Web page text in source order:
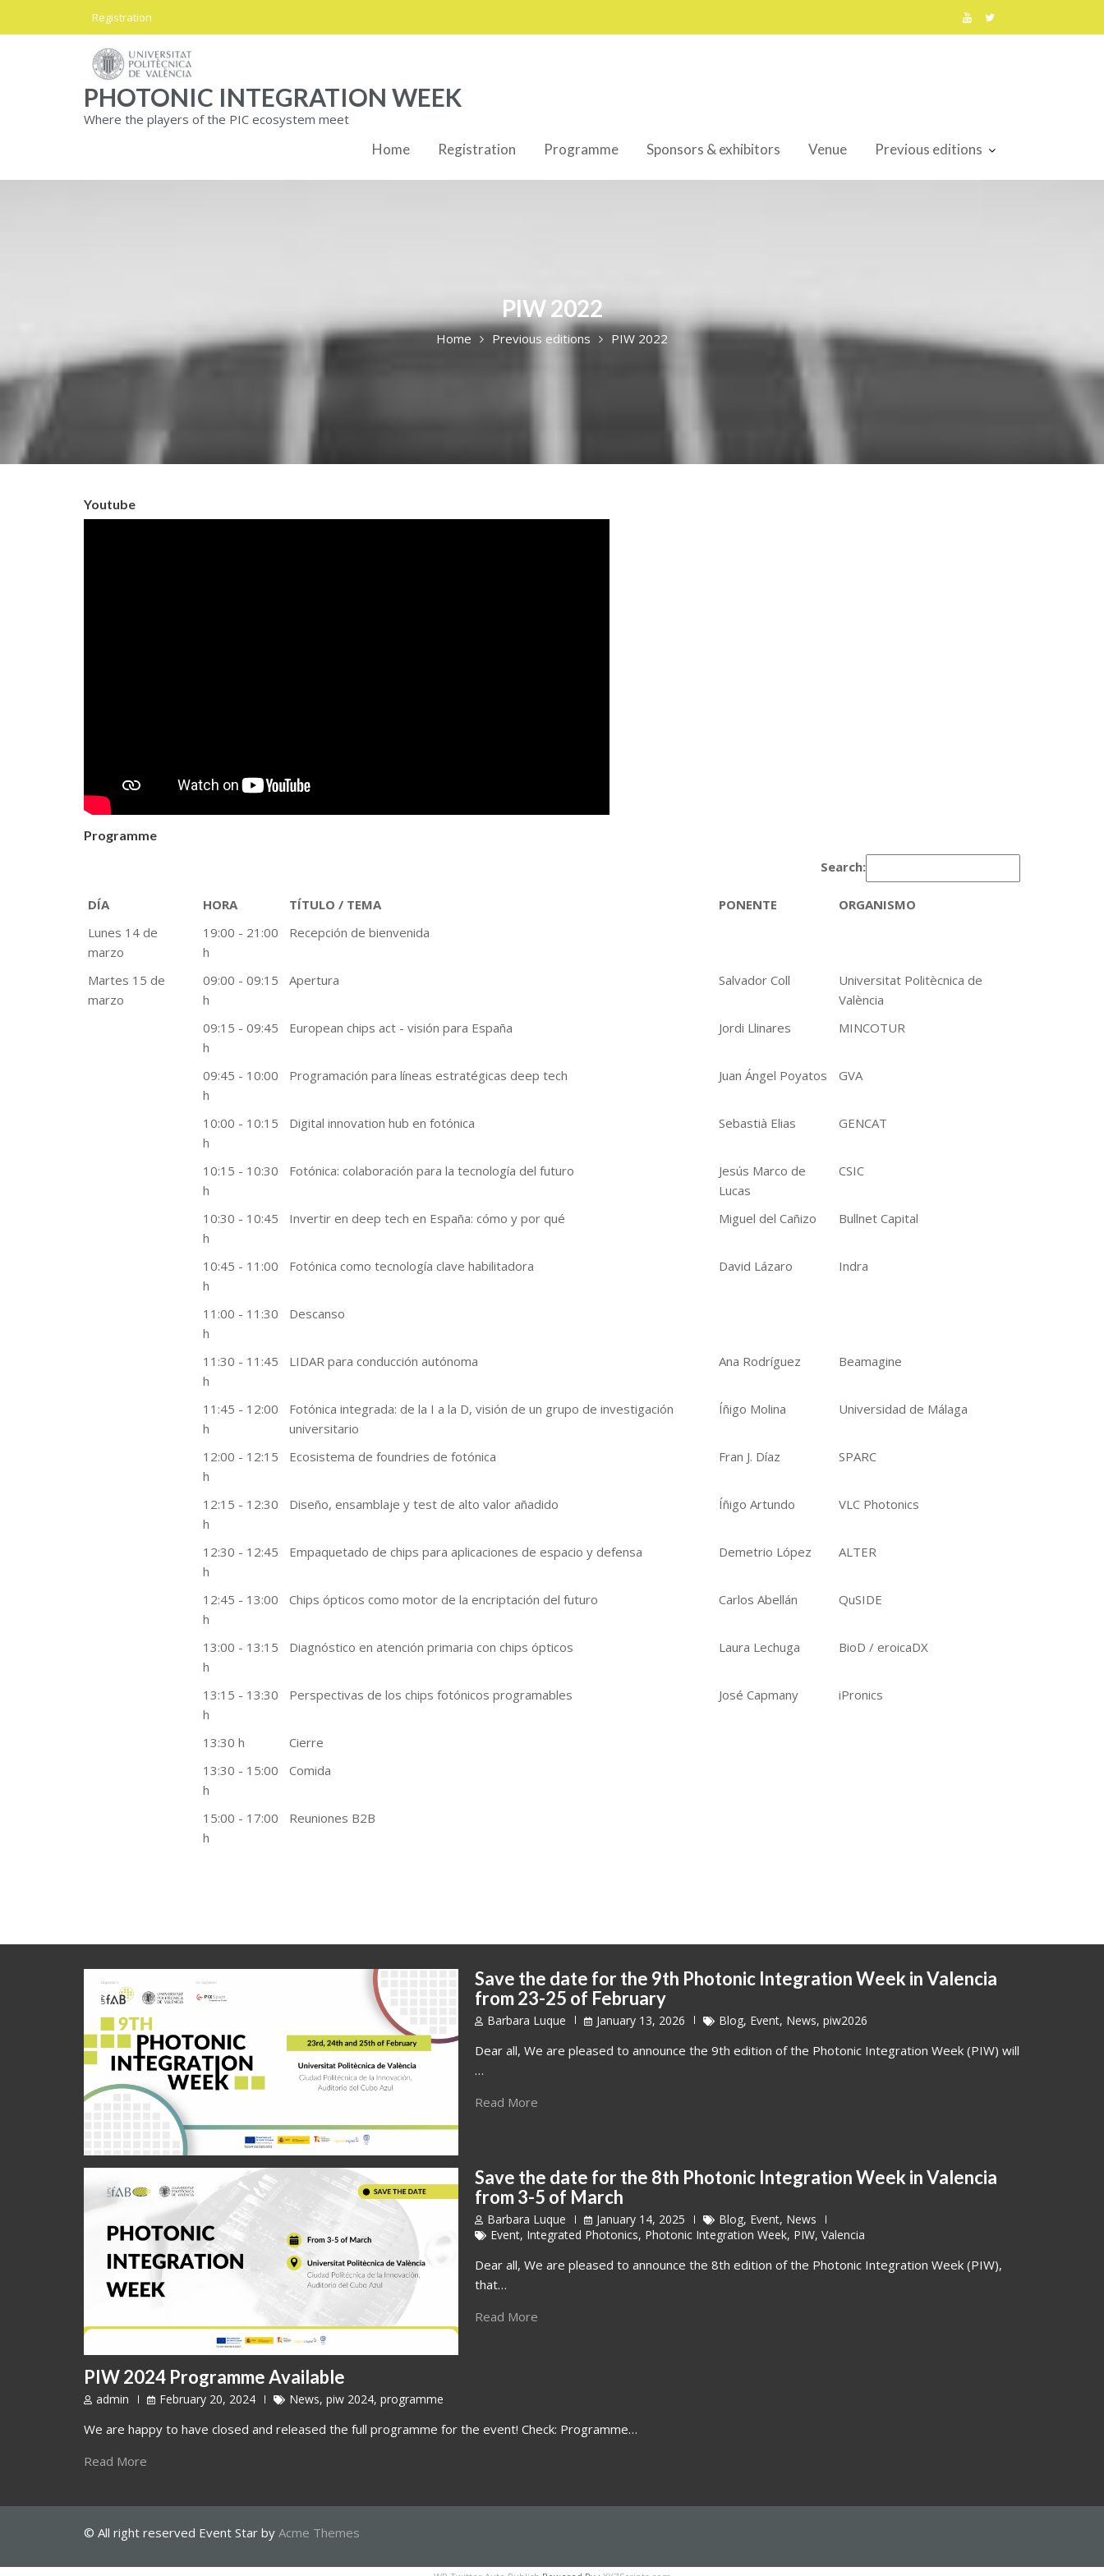
Registration
PHOTONIC INTEGRATION WEEK
Where the players of the PIC ecosystem meet
Home Registration Programme Sponsors & exhibitors Venue Previous editions
PIW 2022
Home Previous editions PIW 2022
Youtube
Programme
Search:
DÍA HORA TÍTULO / TEMA PONENTE
ORGANISMO
Lunes 14 de
marzo
19:00 - 21:00
h
Recepción de bienvenida
Martes 15 de
marzo
09:00 - 09:15
h
Apertura Salvador Coll
Universitat Politècnica de
València
09:15 - 09:45
h
European chips act - visión para España Jordi Llinares MINCOTUR
09:45 - 10:00
h
Programación para líneas estratégicas deep tech Juan Ángel Poyatos GVA
10:00 - 10:15
h
Digital innovation hub en fotónica Sebastià Elias GENCAT
10:15 - 10:30
h
Fotónica: colaboración para la tecnología del futuro
Jesús Marco de
Lucas
CSIC
10:30 - 10:45
h
Invertir en deep tech en España: cómo y por qué Miguel del Cañizo Bullnet Capital
10:45 - 11:00
h
Fotónica como tecnología clave habilitadora David Lázaro Indra
11:00 - 11:30
h
Descanso
11:30 - 11:45
h
LIDAR para conducción autónoma Ana Rodríguez Beamagine
11:45 - 12:00
h
Fotónica integrada: de la I a la D, visión de un grupo de investigación
universitario
Íñigo Molina Universidad de Málaga
12:00 - 12:15
h
Ecosistema de foundries de fotónica Fran J. Díaz SPARC
12:15 - 12:30
h
Diseño, ensamblaje y test de alto valor añadido Íñigo Artundo VLC Photonics
12:30 - 12:45
h
Empaquetado de chips para aplicaciones de espacio y defensa Demetrio López ALTER
12:45 - 13:00
h
Chips ópticos como motor de la encriptación del futuro Carlos Abellán QuSIDE
13:00 - 13:15
h
Diagnóstico en atención primaria con chips ópticos Laura Lechuga BioD / eroicaDX
13:15 - 13:30
h
Perspectivas de los chips fotónicos programables José Capmany iPronics
13:30 h
Cierre
13:30 - 15:00
h
Comida
15:00 - 17:00
h
Reuniones B2B
Save the date for the 9th Photonic Integration Week in Valencia
from 23-25 of February
Barbara Luque January 13, 2026 Blog, Event, News, piw2026
Dear all, We are pleased to announce the 9th edition of the Photonic Integration Week (PIW) will
…
Read More
Save the date for the 8th Photonic Integration Week in Valencia
from 3-5 of March
Barbara Luque January 14, 2025 Blog, Event, News
Event, Integrated Photonics, Photonic Integration Week, PIW, Valencia
Dear all, We are pleased to announce the 8th edition of the Photonic Integration Week (PIW),
that…
Read More
PIW 2024 Programme Available
admin February 20, 2024 News, piw 2024, programme
We are happy to have closed and released the full programme for the event! Check: Programme…
Read More
© All right reserved Event Star by Acme Themes